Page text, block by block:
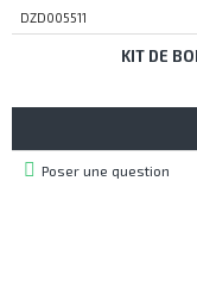
DZD005511
KIT DE
Poser une question